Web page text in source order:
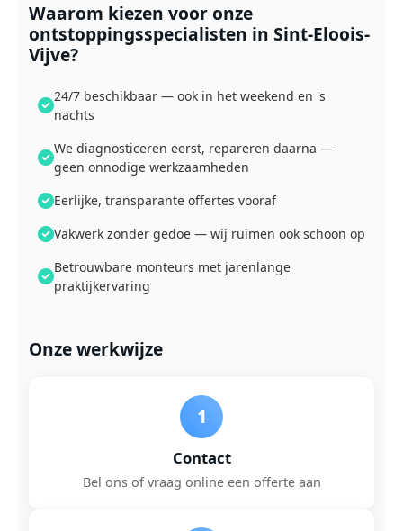
Waarom kiezen voor onze
ontstoppingsspecialisten in Sint-Eloois-
Vijve?
24/7 beschikbaar — ook in het weekend en 's
nachts
We diagnosticeren eerst, repareren daarna —
geen onnodige werkzaamheden
Eerlijke, transparante offertes vooraf
Vakwerk zonder gedoe — wij ruimen ook schoon op
Betrouwbare monteurs met jarenlange
praktijkervaring
Onze werkwijze
1
Contact
Bel ons of vraag online een offerte aan